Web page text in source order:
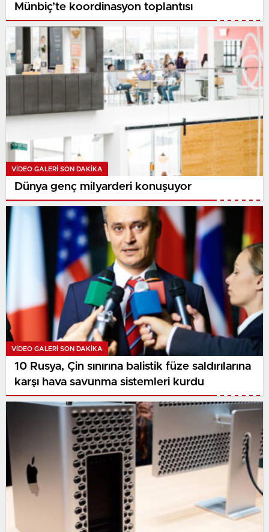
Münbiç’te koordinasyon toplantısı
VIDEO GALERI SON DAKİKA
Dünya genç milyarderi konuşuyor
VIDEO GALERI SON DAKİKA
10 Rusya, Çin sınırına balistik füze saldırılarına
karşı hava savunma sistemleri kurdu